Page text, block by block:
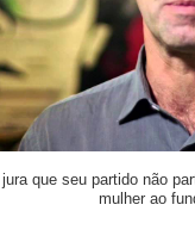
que seu partido não
mulher ao